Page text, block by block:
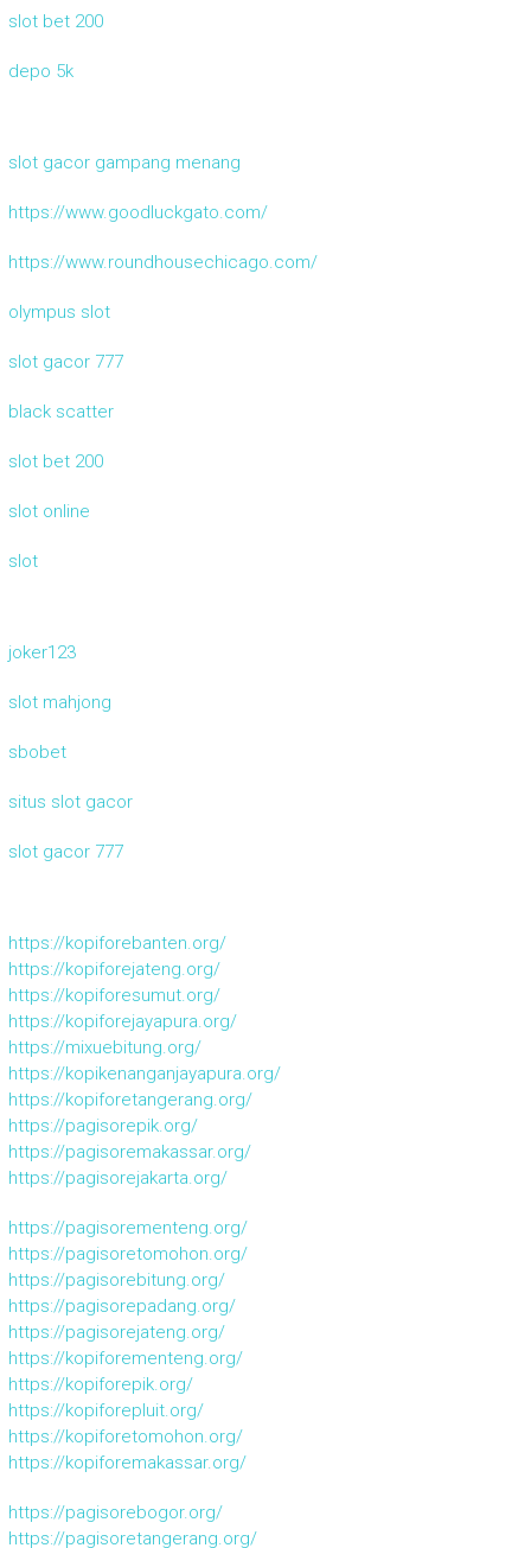
slot bet 200
depo 5k
slot gacor gampang menang
https://www.goodluckgato.com/
https://www.roundhousechicago.com/
olympus slot
slot gacor 777
black scatter
slot bet 200
slot online
slot
joker123
slot mahjong
sbobet
situs slot gacor
slot gacor 777
https://kopiforebanten.org/
https://kopiforejateng.org/
https://kopiforesumut.org/
https://kopiforejayapura.org/
https://mixuebitung.org/
https://kopikenanganjayapura.org/
https://kopiforetangerang.org/
https://pagisorepik.org/
https://pagisoremakassar.org/
https://pagisorejakarta.org/
https://pagisorementeng.org/
https://pagisoretomohon.org/
https://pagisorebitung.org/
https://pagisorepadang.org/
https://pagisorejateng.org/
https://kopiforementeng.org/
https://kopiforepik.org/
https://kopiforepluit.org/
https://kopiforetomohon.org/
https://kopiforemakassar.org/
https://pagisorebogor.org/
https://pagisoretangerang.org/